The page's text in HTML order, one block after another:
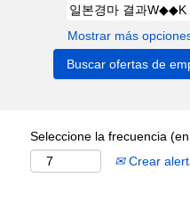
Mostrar más
Seleccione la frecuencia
Crear